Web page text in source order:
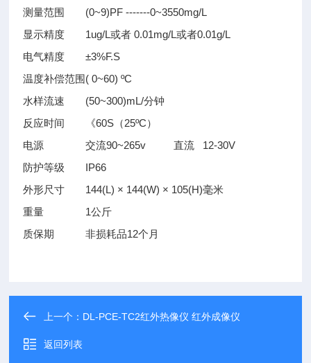
测量范围
(0~9)PF -------0~3550mg/L
显示精度
1ug/L或者 0.01mg/L或者0.01g/L
电气精度
±3%F.S
温度补偿范围( 0~60) ºC
水样流速
(50~300)mL/分钟
反应时间
《60S（25ºC）
电源
交流90~265v 直流 12-30V
防护等级
IP66
外形尺寸
144(L) × 144(W) × 105(H)毫米
重量
1公斤
质保期
非损耗品12个月
上一个： DL-PCE-TC2红外热像仪 红外成像仪
返回列表